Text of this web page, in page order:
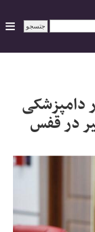
دامپزشکی
نگهداری ۳ شیر در قفس